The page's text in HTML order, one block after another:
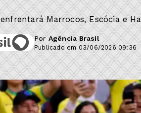
Marrocos, Escócia e
PorAgência Brasil
Publicado em 03/06/2026 09:36